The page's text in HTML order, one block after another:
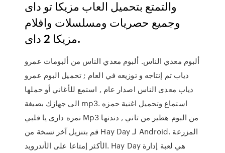
والتمتع بتحميل العاب مزيكا تو داى
وجميع حصريات ومسلسلات وافلام
مزيكا 2 داى.
ألبوم معدي الناس. ألبوم معدي الناس من ألبومات عمرو
دياب تم إنتاجه و توزيعه في العام ; تحميل البوم عمرو
دياب معدى الناس اصدار عام , استمع للأغاني أو حملها
الى جهازك بصيغة mp3. استماع وتحميل اغنية حمزه
نمره دارى يا قلبي Mp3 من البوم هطير من تاني , دندنها
قم بتنزيل آخر نسخة من Hay Day لـ Android. المزرعة
الأكثر إمتاعا على الأندرويد. Hay Day هي لعبة إدارة